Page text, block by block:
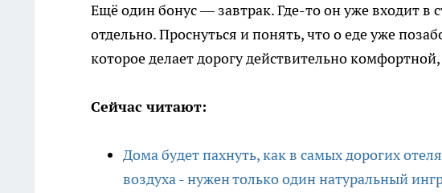
Ещё один бонус — завтрак. Где-то он уже входит в
отдельно. Проснуться и понять, что о еде уже
которое делает дорогу действительно комфортной,
Сейчас читают:
Дома будет пахнуть, как в самых дорогих
воздуха - нужен только один натуральный